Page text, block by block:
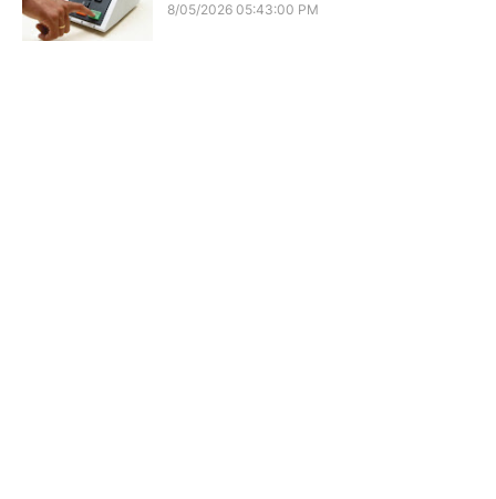
8/05/2026 05:43:00 PM